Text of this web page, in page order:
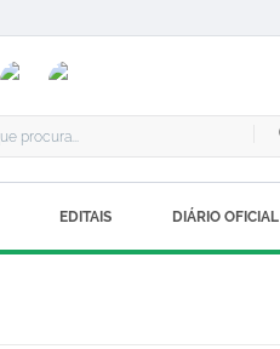
EDITAIS DIÁRIO OFICIAL